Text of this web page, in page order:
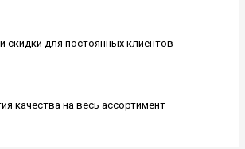
скидки для постоянных клиентов
качества на весь ассортимент